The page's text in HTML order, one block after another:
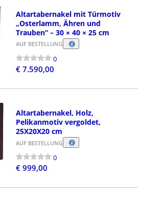
Altartabernakel mit Türmotiv
„Osterlamm, Ähren und
Trauben“ – 30 × 40 × 25 cm
AUF BESTELLUNG
0
€ 7.590,00
Altartabernakel, Holz,
Pelikanmotiv vergoldet,
25X20X20 cm
AUF BESTELLUNG
0
€ 999,00